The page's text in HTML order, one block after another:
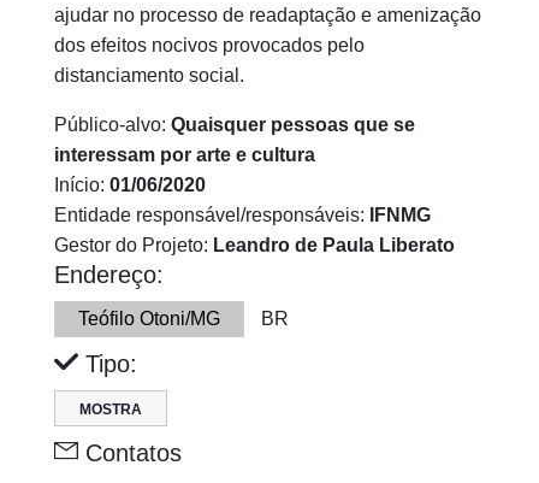
ajudar no processo de readaptação e amenização
dos efeitos nocivos provocados pelo
distanciamento social.
Público-alvo: Quaisquer pessoas que se
interessam por arte e cultura
Início: 01/06/2020
Entidade responsável/responsáveis:
IFNMG
Gestor do Projeto: Leandro de Paula Liberato
Endereço:
Teófilo Otoni/MG BR
Tipo:
MOSTRA
Contatos